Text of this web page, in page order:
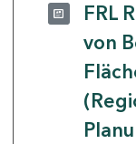
FRL
von